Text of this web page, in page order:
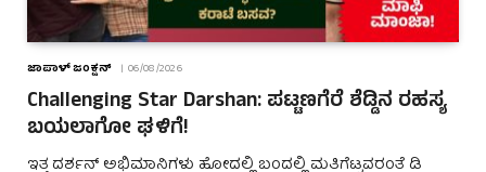
ಜಾಪಾಳ್ ಜಂಕ್ಷನ್ 06/08/2026
Challenging Star Darshan: ಪಟ್ಟಣಗೆರೆ ಶೆಡ್ಡಿನ ರಹಸ್ಯ
ಬಯಲಾಗೋ ಘಳಿಗೆ!
ಇತ್ತ ದರ್ಶನ್ ಅಭಿಮಾನಿಗಳು ಹೋದಲ್ಲಿ ಬಂದಲ್ಲಿ ಮತಿಗೆಟ್ಟವರಂತೆ ಡಿ